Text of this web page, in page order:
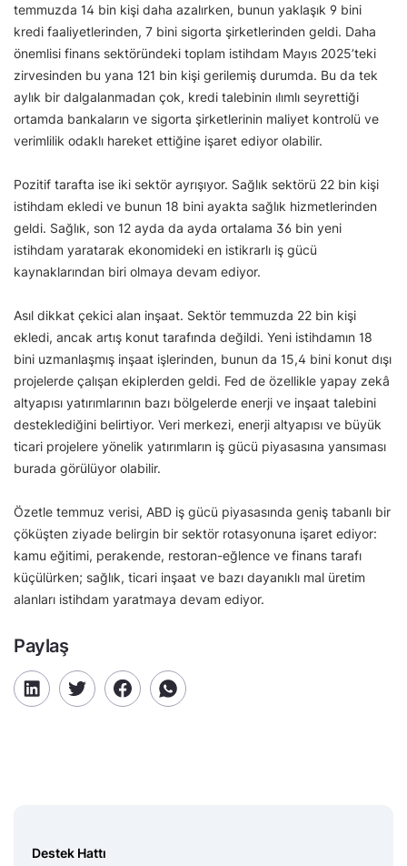
temmuzda 14 bin kişi daha azalırken, bunun yaklaşık 9 bini
kredi faaliyetlerinden, 7 bini sigorta şirketlerinden geldi. Daha
önemlisi finans sektöründeki toplam istihdam Mayıs 2025’teki
zirvesinden bu yana 121 bin kişi gerilemiş durumda. Bu da tek
aylık bir dalgalanmadan çok, kredi talebinin ılımlı seyrettiği
ortamda bankaların ve sigorta şirketlerinin maliyet kontrolü ve
verimlilik odaklı hareket ettiğine işaret ediyor olabilir.
Pozitif tarafta ise iki sektör ayrışıyor. Sağlık sektörü 22 bin kişi
istihdam ekledi ve bunun 18 bini ayakta sağlık hizmetlerinden
geldi. Sağlık, son 12 ayda da ayda ortalama 36 bin yeni
istihdam yaratarak ekonomideki en istikrarlı iş gücü
kaynaklarından biri olmaya devam ediyor.
Asıl dikkat çekici alan inşaat. Sektör temmuzda 22 bin kişi
ekledi, ancak artış konut tarafında değildi. Yeni istihdamın 18
bini uzmanlaşmış inşaat işlerinden, bunun da 15,4 bini konut dışı
projelerde çalışan ekiplerden geldi. Fed de özellikle yapay zekâ
altyapısı yatırımlarının bazı bölgelerde enerji ve inşaat talebini
desteklediğini belirtiyor. Veri merkezi, enerji altyapısı ve büyük
ticari projelere yönelik yatırımların iş gücü piyasasına yansıması
burada görülüyor olabilir.
Özetle temmuz verisi, ABD iş gücü piyasasında geniş tabanlı bir
çöküşten ziyade belirgin bir sektör rotasyonuna işaret ediyor:
kamu eğitimi, perakende, restoran-eğlence ve finans tarafı
küçülürken; sağlık, ticari inşaat ve bazı dayanıklı mal üretim
alanları istihdam yaratmaya devam ediyor.
Paylaş
Destek Hattı